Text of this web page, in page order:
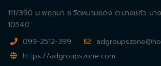
111/390 ม.พฤกษา ซ.วัดหนามแดง ต.บางแก้ว บา
10540
099-2512-399
https://adgroupszone.com